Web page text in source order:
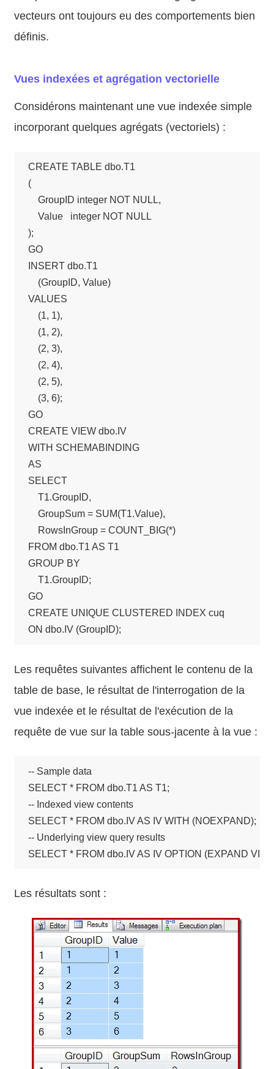
vecteurs ont toujours eu des comportements bien
définis.
Vues indexées et agrégation vectorielle
Considérons maintenant une vue indexée simple
incorporant quelques agrégats (vectoriels) :
CREATE TABLE dbo.T1
(
    GroupID integer NOT NULL,
    Value   integer NOT NULL
);
GO
INSERT dbo.T1
    (GroupID, Value)
VALUES
    (1, 1),
    (1, 2),
    (2, 3),
    (2, 4),
    (2, 5),
    (3, 6);
GO
CREATE VIEW dbo.IV
WITH SCHEMABINDING
AS
SELECT
    T1.GroupID,
    GroupSum = SUM(T1.Value),
    RowsInGroup = COUNT_BIG(*)
FROM dbo.T1 AS T1
GROUP BY
    T1.GroupID;
GO
CREATE UNIQUE CLUSTERED INDEX cuq
ON dbo.IV (GroupID);
Les requêtes suivantes affichent le contenu de la
table de base, le résultat de l'interrogation de la
vue indexée et le résultat de l'exécution de la
requête de vue sur la table sous-jacente à la vue :
-- Sample data
SELECT * FROM dbo.T1 AS T1;
-- Indexed view contents
SELECT * FROM dbo.IV AS IV WITH (NOEXPAND);
-- Underlying view query results
SELECT * FROM dbo.IV AS IV OPTION (EXPAND
Les résultats sont :